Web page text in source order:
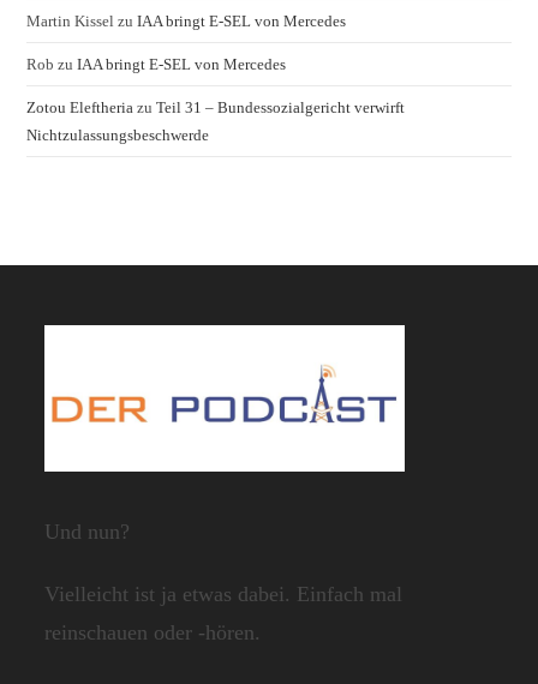
Martin Kissel zuIAA bringt E-SEL von Mercedes
Rob zuIAA bringt E-SEL von Mercedes
Zotou Eleftheria zuTeil 31 – Bundessozialgericht verwirft
Nichtzulassungsbeschwerde
Und nun?
Vielleicht ist ja etwas dabei. Einfach mal
reinschauen oder -hören.